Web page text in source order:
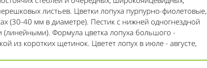
листьев. Цветки лопуха пурпурно-фиолетовые,
(30-40 мм в диаметре). Пестик с нижней одногнездной
Формула цветка лопуха большого -
из коротких щетинок. Цветет лопух в июле - августе,